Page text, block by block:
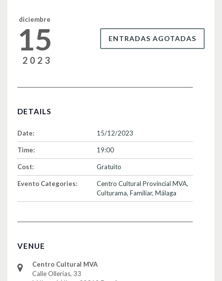
k
diciembre
15
2023
ENTRADAS AGOTADAS
DETAILS
Date: 15/12/2023
Time: 19:00
Cost: Gratuito
Evento Categories: Centro Cultural Provincial MVA,
Culturama, Familiar, Málaga
VENUE
Centro Cultural MVA
Calle Ollerías, 33